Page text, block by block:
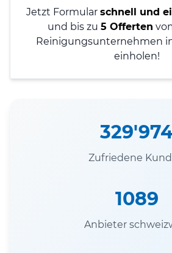
Jetzt Formular schnell und
und bis zu 5 Offerten
Reinigungsunternehmen
einholen!
Zufriedene
1089
Anbieter